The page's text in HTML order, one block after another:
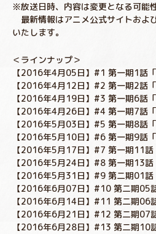
※放送日時、内容は変更となる可能
最新情報はアニメ公式サイトお
いたします。
＜ラインナップ＞
【2016年4月05日】#1 第一期1話「
【2016年4月12日】#2 第一期2話「
【2016年4月19日】#3 第一期6話「
【2016年4月26日】#4 第一期7話「
【2016年5月03日】#5 第一期8話「
【2016年5月10日】#6 第一期9話「
【2016年5月17日】#7 第一期11話
【2016年5月24日】#8 第一期13話
【2016年5月31日】#9 第二期01話
【2016年6月07日】#10 第二期05
【2016年6月14日】#11 第二期06
【2016年6月21日】#12 第二期07
【2016年6月28日】#13 第二期10